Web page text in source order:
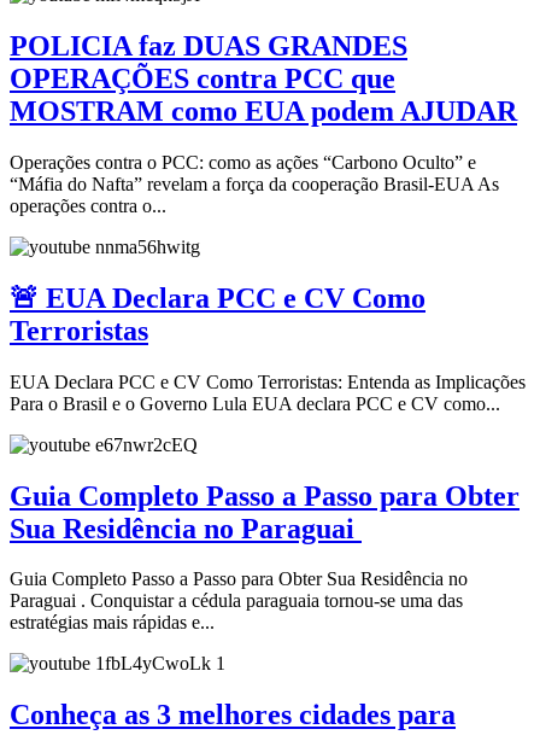
POLICIA faz DUAS GRANDES
OPERAÇÕES contra PCC que
MOSTRAM como EUA podem AJUDAR
Operações contra o PCC: como as ações “Carbono Oculto” e
“Máfia do Nafta” revelam a força da cooperação Brasil-EUA As
operações contra o...
🚨 EUA Declara PCC e CV Como
Terroristas
EUA Declara PCC e CV Como Terroristas: Entenda as Implicações
Para o Brasil e o Governo Lula EUA declara PCC e CV como...
Guia Completo Passo a Passo para Obter
Sua Residência no Paraguai
Guia Completo Passo a Passo para Obter Sua Residência no
Paraguai . Conquistar a cédula paraguaia tornou-se uma das
estratégias mais rápidas e...
Conheça as 3 melhores cidades para